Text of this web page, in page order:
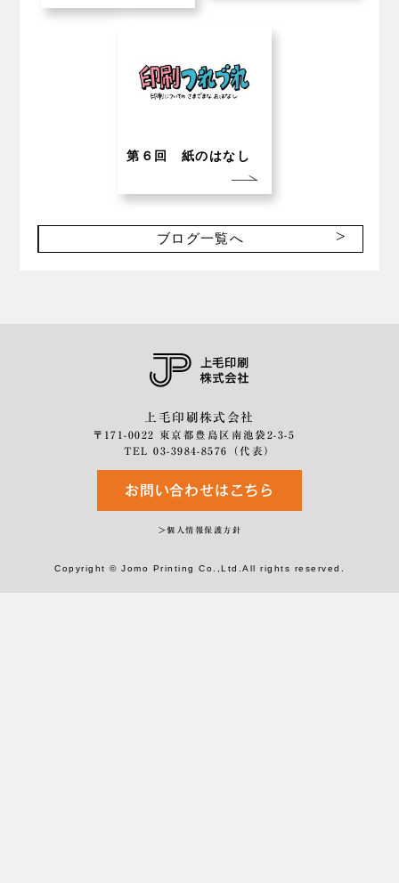
第６回 紙のはなし
ブログ一覧へ
上毛印刷株式会社
〒171-0022 東京都豊島区南池袋2-3-5
TEL 03-3984-8576（代表）
お問い合わせはこちら
＞個人情報保護方針
Copyright © Jomo Printing Co.,Ltd.All rights reserved.